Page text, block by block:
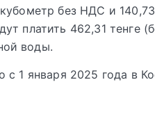
кубометр без НДС и
платить 462,31 тенге
воды.
с 1 января 2025 года в